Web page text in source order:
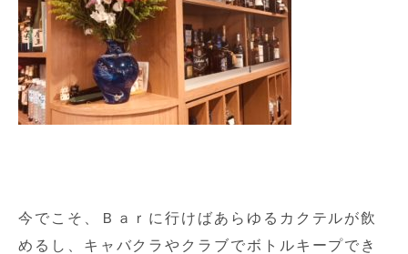
今でこそ、Ｂａｒに行けばあらゆるカクテルが飲
めるし、キャバクラやクラブでボトルキープでき